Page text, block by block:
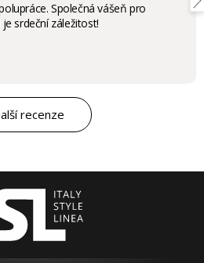
Společná vášeň pro
srdeční záležitost!
recenze